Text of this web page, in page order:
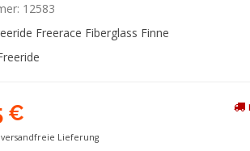
12583
Freerace Fiberglass Finne
€
versandfreie Lieferung